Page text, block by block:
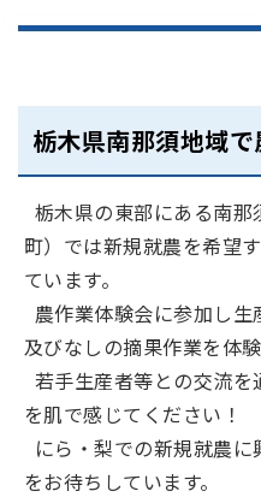
栃木県南那須地域
栃木県の東部にある南
町）では新規就農を希望
ています。
農作業体験会に参加し
及びなしの摘果作業を体
若手生産者等との交流
を肌で感じてください！
にら・梨での新規就農
をお待ちしています。